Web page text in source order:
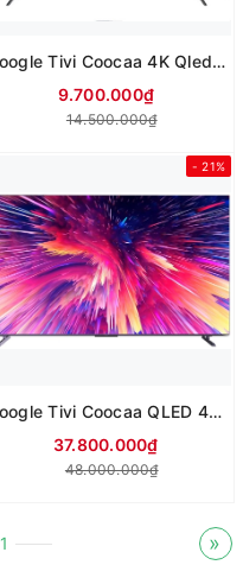
Google Tivi Coocaa 4K Qled 55 inch 65Y73 pro 2024
9.700.000₫
14.500.000₫
- 21%
Google Tivi Coocaa QLED 4K 100 Inch 100A5D
37.800.000₫
48.000.000₫
1 »